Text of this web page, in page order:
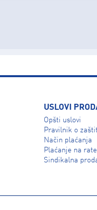
USLOVI
Opšti uslovi
Pravilnik o
Način plaćanja
Plaćanje na rate
Sindikalna